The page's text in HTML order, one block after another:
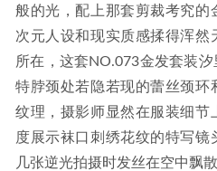
般的光，配上那套剪裁考究的
次元人设和现实质感揉得浑然
所在，这套NO.073金发套装
特脖颈处若隐若现的蕾丝颈环
纹理，摄影师显然在服装细节
度展示袜口刺绣花纹的特写
几张逆光拍摄时发丝在空中飘